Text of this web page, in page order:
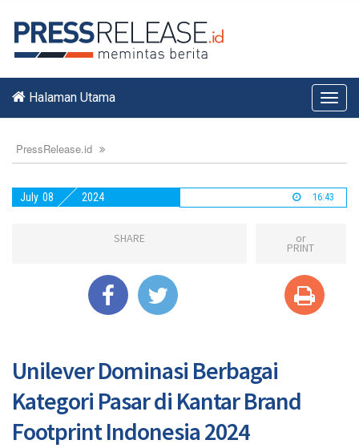
Halaman Utama
PressRelease.id
July 08 2024 16:43
SHARE or
PRINT
Unilever Dominasi Berbagai
Kategori Pasar di Kantar Brand
Footprint Indonesia 2024